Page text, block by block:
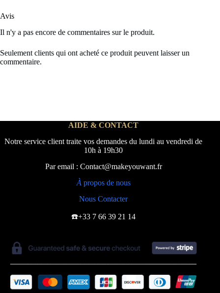
Avis
Il n'y a pas encore de commentaires sur le produit.
Seulement clients qui ont acheté ce produit peuvent laisser un
commentaire.
AIDE & CONTACT
Notre service client traite vos demandes du lundi au vendredi de
10h à 19h30
Par email : Contact@makeyouwant.fr
À propos de nous
Nous Contacter
☎️+33 7 66 39 21 14